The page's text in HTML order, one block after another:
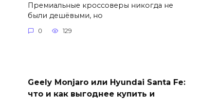
Премиальные кроссоверы никогда не
были дешёвыми, но
0 129
Geely Monjaro или Hyundai Santa Fe:
что и как выгоднее купить и